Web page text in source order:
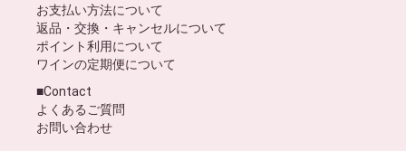
お支払い方法について
返品・交換・キャンセルについて
ポイント利用について
ワインの定期便について
■Contact
よくあるご質問
お問い合わせ